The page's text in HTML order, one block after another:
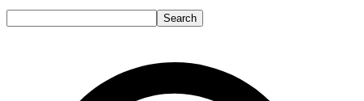
Search